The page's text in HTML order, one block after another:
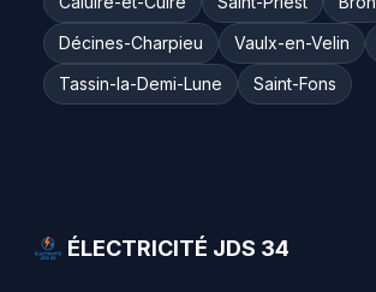
Décines-Charpieu
Vaulx-en-Velin
Tassin-la-Demi-Lune
Saint-Fons
ÉLECTRICITÉ JDS 34